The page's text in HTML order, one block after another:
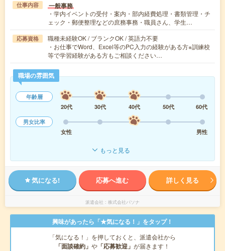
仕事内容 一般事務
・学内イベントの受付・案内・部内経費処理・書類管理・チ
ェック・郵便整理などの庶務事務・職員さん、学生…
応募資格
職種未経験OK / ブランクOK / 英語力不要
・お仕事でWord、Excel等のPC入力の経験がある方※訓練校
等で学習経験がある方もご相談ください…
職場の雰囲気
年齢層
20代
30代 40代 50代
60代
男女比率
女性
男性
もっと見る
気になる! 応募へ進む 詳しく見る
派遣会社 株式会社パソナ
興味があったら「★気になる！」をタップ！
「気になる！」を押しておくと、派遣会社から
「面談確約」 や 「応募歓迎」 が届きます！